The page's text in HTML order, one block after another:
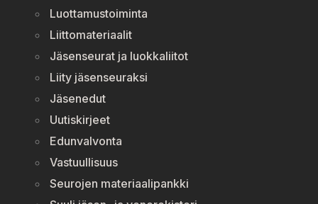
Luottamustoiminta
Liittomateriaalit
Jäsenseurat ja luokkaliitot
Liity jäsenseuraksi
Jäsenedut
Uutiskirjeet
Edunvalvonta
Vastuullisuus
Seurojen materiaalipankki